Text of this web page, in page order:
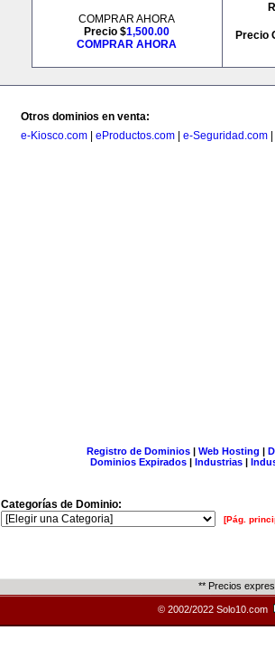
COMPRAR AHORA
Precio $1,500.00
COMPRAR AHORA
Precio
Otros dominios en venta:
e-Kiosco.com
eProductos.com e-Seguridad.com
Registro de Dominios| Web Hosting |
Dominios Expirados | Industrias |
Categorías de Dominio:
[Pág.
** Precios
© 2002/2022 Solo10.com